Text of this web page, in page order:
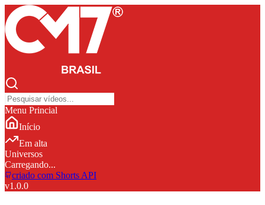
Menu Princial
Início
Em alta
Universos
Carregando...
criado com Shorts API
v1.0.0